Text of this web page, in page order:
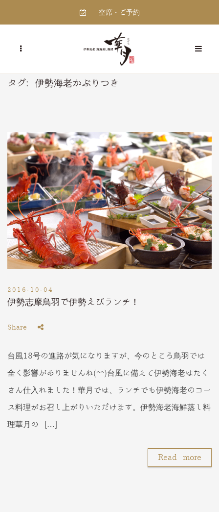
空席・ご予約
タグ: 伊勢海老かぶりつき
2016-10-04
伊勢志摩鳥羽で伊勢えびランチ！
Share
台風18号の進路が気になりますが、今のところ鳥羽では
全く影響がありませんね(^^)台風に備えて伊勢海老はたく
さん仕入れました！華月では、ランチでも伊勢海老のコー
ス料理がお召し上がりいただけます。伊勢海老海鮮蒸し料
理華月の […]
Read more